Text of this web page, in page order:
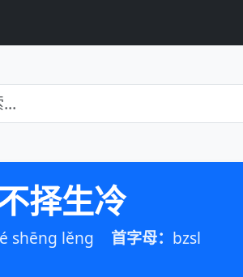
择生冷
shēng lěng 首字母： bzsl